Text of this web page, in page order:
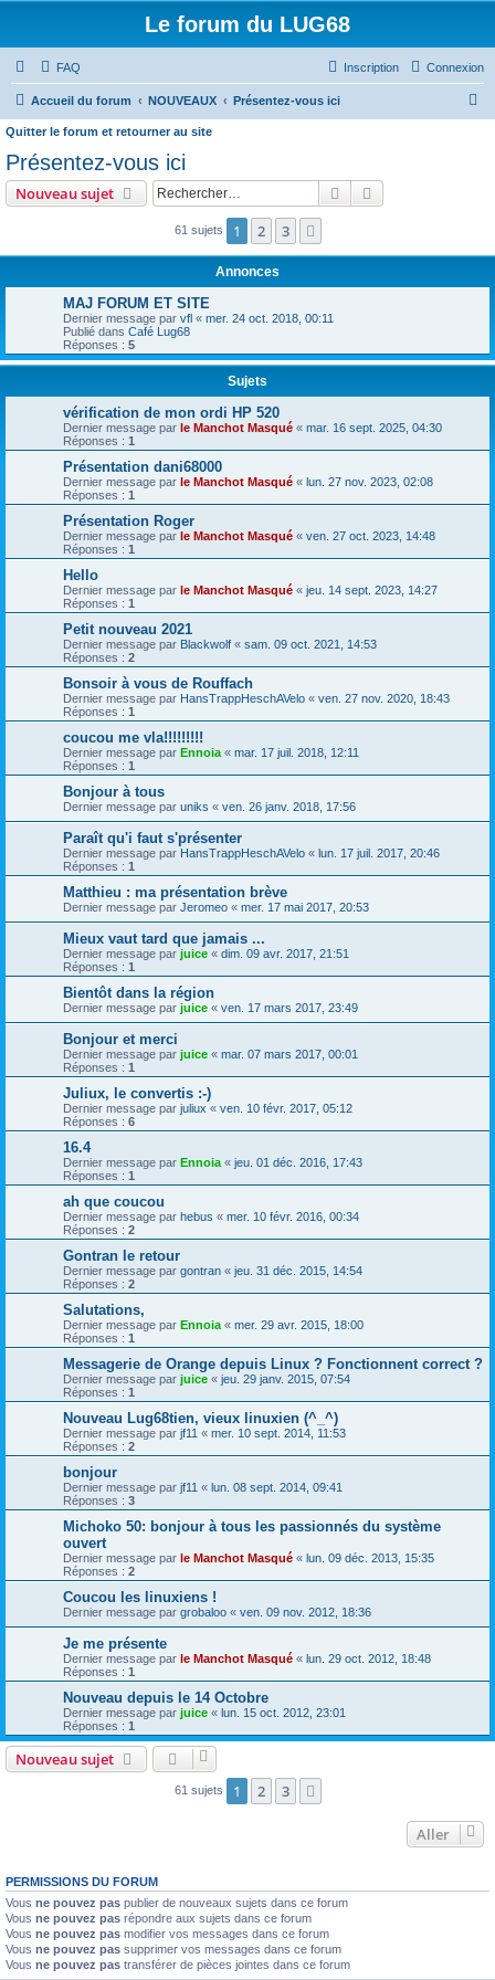
Le forum du LUG68
FAQ Connexion
Inscription
Accueil du forum NOUVEAUX Présentez-vous ici
c
h
Quitter le forum et retourner au site
Présentez-vous ici
Nouveau sujet Rechercher
61 sujets 1 2 3
Annonces
MAJ FORUM ET SITE
Dernier message par vfl « mer. 24 oct. 2018, 00:11
Publié dans Café Lug68
Réponses : 5
Sujets
vérification de mon ordi HP 520
Dernier message par le Manchot Masqué « mar. 16 sept. 2025, 04:30
Réponses : 1
Présentation dani68000
Dernier message par le Manchot Masqué « lun. 27 nov. 2023, 02:08
Réponses : 1
Présentation Roger
Dernier message par le Manchot Masqué « ven. 27 oct. 2023, 14:48
Réponses : 1
Hello
Dernier message par le Manchot Masqué « jeu. 14 sept. 2023, 14:27
Réponses : 1
Petit nouveau 2021
Dernier message par Blackwolf « sam. 09 oct. 2021, 14:53
Réponses : 2
Bonsoir à vous de Rouffach
Dernier message par HansTrappHeschAVelo « ven. 27 nov. 2020, 18:43
Réponses : 1
coucou me vla!!!!!!!!!
Dernier message par Ennoia « mar. 17 juil. 2018, 12:11
Réponses : 1
Bonjour à tous
Dernier message par uniks « ven. 26 janv. 2018, 17:56
Paraît qu'i faut s'présenter
Dernier message par HansTrappHeschAVelo « lun. 17 juil. 2017, 20:46
Réponses : 1
Matthieu : ma présentation brève
Dernier message par Jeromeo « mer. 17 mai 2017, 20:53
Mieux vaut tard que jamais ...
Dernier message par juice « dim. 09 avr. 2017, 21:51
Réponses : 1
Bientôt dans la région
Dernier message par juice « ven. 17 mars 2017, 23:49
Bonjour et merci
Dernier message par juice « mar. 07 mars 2017, 00:01
Réponses : 1
Juliux, le convertis :-)
Dernier message par juliux « ven. 10 févr. 2017, 05:12
Réponses : 6
16.4
Dernier message par Ennoia « jeu. 01 déc. 2016, 17:43
Réponses : 1
ah que coucou
Dernier message par hebus « mer. 10 févr. 2016, 00:34
Réponses : 2
Gontran le retour
Dernier message par gontran « jeu. 31 déc. 2015, 14:54
Réponses : 2
Salutations,
Dernier message par Ennoia « mer. 29 avr. 2015, 18:00
Réponses : 1
Messagerie de Orange depuis Linux ? Fonctionnent correct ?
Dernier message par juice « jeu. 29 janv. 2015, 07:54
Réponses : 1
Nouveau Lug68tien, vieux linuxien (^_^)
Dernier message par jf11 « mer. 10 sept. 2014, 11:53
Réponses : 2
bonjour
Dernier message par jf11 « lun. 08 sept. 2014, 09:41
Réponses : 3
Michoko 50: bonjour à tous les passionnés du système
ouvert
Dernier message par le Manchot Masqué « lun. 09 déc. 2013, 15:35
Réponses : 2
Coucou les linuxiens !
Dernier message par grobaloo « ven. 09 nov. 2012, 18:36
Je me présente
Dernier message par le Manchot Masqué « lun. 29 oct. 2012, 18:48
Réponses : 1
Nouveau depuis le 14 Octobre
Dernier message par juice « lun. 15 oct. 2012, 23:01
Réponses : 1
Nouveau sujet
61 sujets 1 2 3
Aller
PERMISSIONS DU FORUM
Vous ne pouvez pas publier de nouveaux sujets dans ce forum
Vous ne pouvez pas répondre aux sujets dans ce forum
Vous ne pouvez pas modifier vos messages dans ce forum
Vous ne pouvez pas supprimer vos messages dans ce forum
Vous ne pouvez pas transférer de pièces jointes dans ce forum